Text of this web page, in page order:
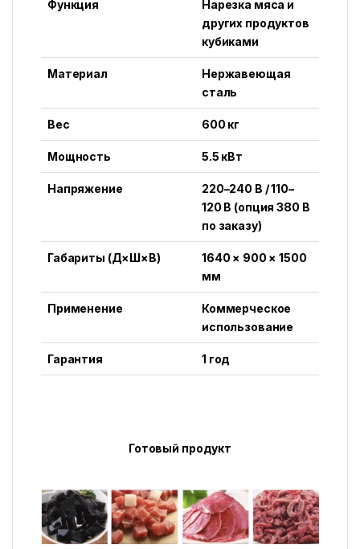
Функция
Нарезка мяса и
других продуктов
кубиками
Материал
Нержавеющая
сталь
Вес 600 кг
Мощность 5.5 кВт
Напряжение
220–240 В / 110–
120 В (опция 380 В
по заказу)
Габариты (Д×Ш×В)
1640 × 900 × 1500
мм
Применение
Коммерческое
использование
Гарантия 1 год
Готовый продукт